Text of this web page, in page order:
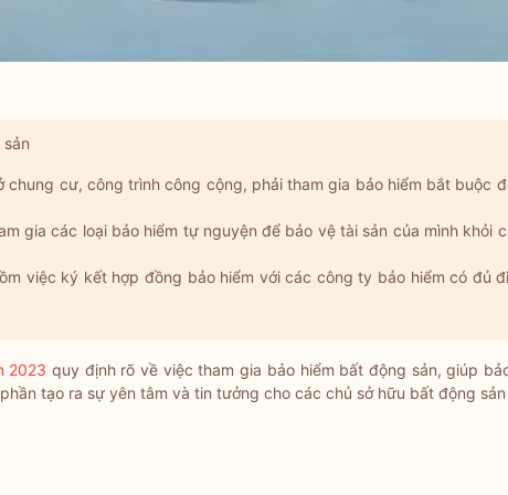
chung cư, công trình công cộng, phải tham gia bảo hiểm bắt buộc
gia các loại bảo hiểm tự nguyện để bảo vệ tài sản của mình khỏi
việc ký kết hợp đồng bảo hiểm với các công ty bảo hiểm có đủ
2023 quy định rõ về việc tham gia bảo hiểm bất động sản, giúp
tạo ra sự yên tâm và tin tưởng cho các chủ sở hữu bất động